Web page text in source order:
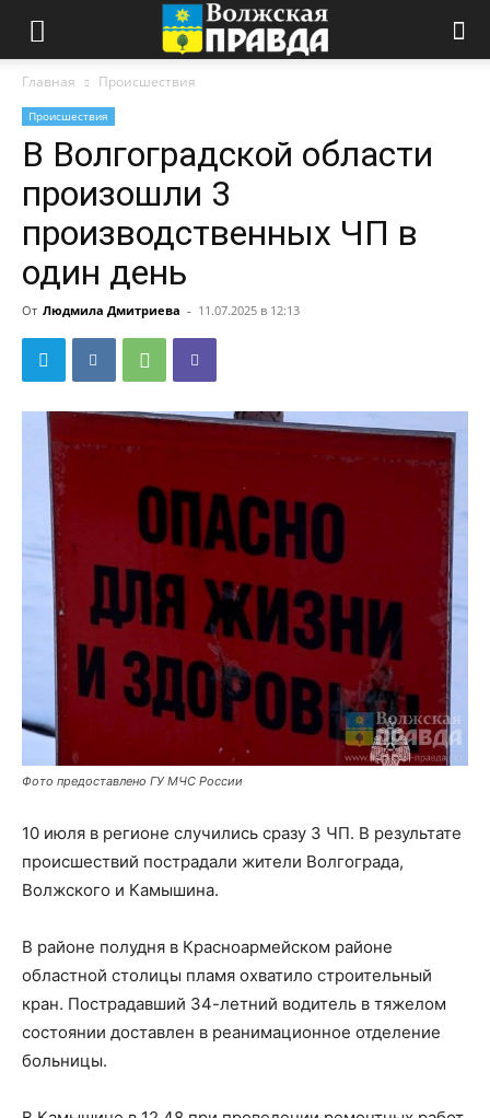
Главная Происшествия
Происшествия
В Волгоградской области
произошли 3
производственных ЧП в
один день
От Людмила Дмитриева - 11.07.2025 в 12:13
Фото предоставлено ГУ МЧС России
10 июля в регионе случились сразу 3 ЧП. В результате
происшествий пострадали жители Волгограда,
Волжского и Камышина.
В районе полудня в Красноармейском районе
областной столицы пламя охватило строительный
кран. Пострадавший 34-летний водитель в тяжелом
состоянии доставлен в реанимационное отделение
больницы.